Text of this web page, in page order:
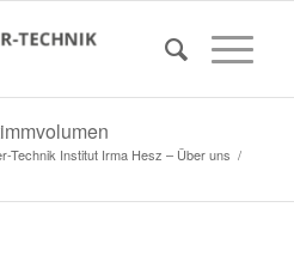
Technik Institut Irma Hesz – Über uns /